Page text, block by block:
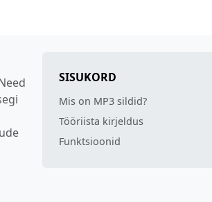
SISUKORD
Mis on MP3 sildid?
Tööriista kirjeldus
Funktsioonid